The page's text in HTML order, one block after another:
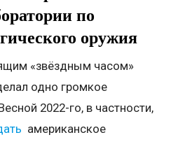
по
оружия
«звёздным часом»
одно громкое
2022-го, в частности,
американское